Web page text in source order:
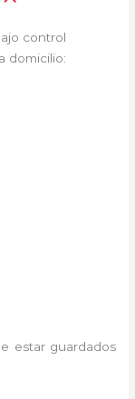
control
domicilio:
estar guardados